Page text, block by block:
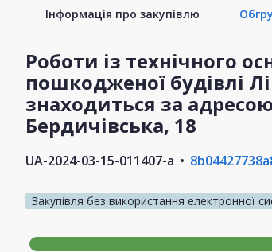
Інформація про закупівлю
Роботи із технічного
пошкодженої будівлі
знаходиться за
Бердичівська, 18
UA-2024-03-15-011407-a
Закупівля без використання електронної